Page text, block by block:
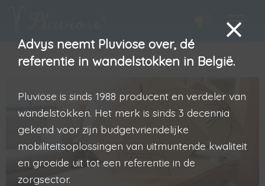
Advys neemt Pluviose over, dé
referentie in wandelstokken in België.
Pluviose is sinds 1988 producent en verdeler van
wandelstokken. Het merk is sinds 3 decennia
gekend voor zijn budgetvriendelijke
mobiliteitsoplossingen van uitmuntende kwaliteit
en groeide uit tot een referentie in de
zorgsector.